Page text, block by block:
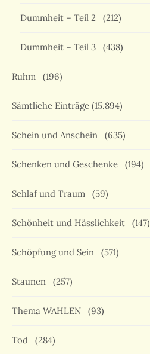
Dummheit – Teil 2 (212)
Dummheit – Teil 3 (438)
Ruhm (196)
Sämtliche Einträge (15.894)
Schein und Anschein (635)
Schenken und Geschenke (194)
Schlaf und Traum (59)
Schönheit und Hässlichkeit (147)
Schöpfung und Sein (571)
Staunen (257)
Thema WAHLEN (93)
Tod (284)